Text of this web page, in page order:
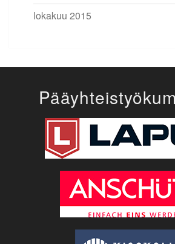
lokakuu 2015